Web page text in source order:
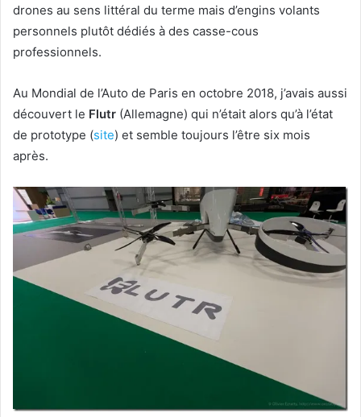
drones au sens littéral du terme mais d’engins volants
personnels plutôt dédiés à des casse-cous
professionnels.
Au Mondial de l’Auto de Paris en octobre 2018, j’avais aussi
découvert le Flutr (Allemagne) qui n’était alors qu’à l’état
de prototype (site) et semble toujours l’être six mois
après.